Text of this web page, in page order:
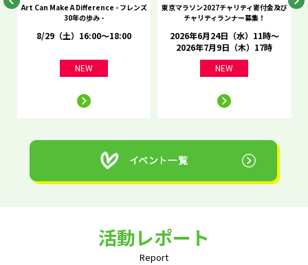
Art Can Make A Difference - フレンズ
30年の歩み -
8/29（土）16:00～18:00
NEW
東京マラソン2027チャリティ寄付金及び
チャリティランナー募集！
2026年6月24日（水）11時～
2026年7月9日（木）17時
NEW
活動レポート
Report